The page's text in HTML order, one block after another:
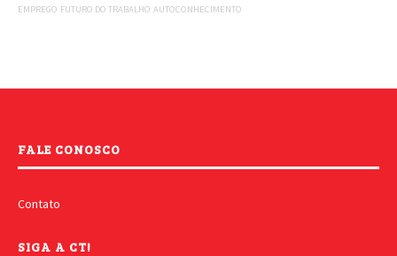
EMPREGO FUTURO DO TRABALHO AUTOCONHECIMENTO
FALE CONOSCO
Contato
SIGA A CT!